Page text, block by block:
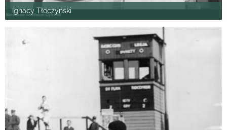
Ignacy Tłoczyński